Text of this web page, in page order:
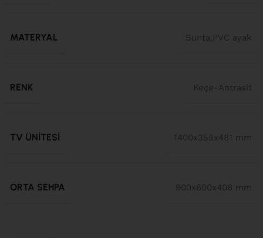
MATERYAL Sunta,PVC ayak
RENK Keçe-Antrasit
TV ÜNITESI 1400x355x481 mm
ORTA SEHPA 900x600x406 mm